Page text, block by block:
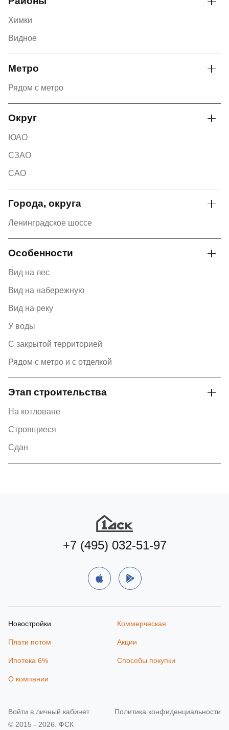
Химки
Видное
Метро
Рядом с метро
Округ
ЮАО
СЗАО
САО
Города, округа
Ленинградское шоссе
Особенности
Вид на лес
Вид на набережную
Вид на реку
У воды
С закрытой территорией
Рядом с метро и с отделкой
Этап строительства
На котловане
Строящиеся
Сдан
+7 (495) 032-51-97
Новостройки Коммерческая
Плати потом Акции
Ипотека 6% Способы покупки
О компании
© 2015 - 2026. ФСК
Политика конфиденциальности
Войти в личный кабинет